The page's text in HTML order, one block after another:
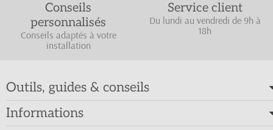
Conseils
personnalisés
Conseils adaptés à votre
installation
Service client
Du lundi au vendredi de 9h à
18h
Outils, guides & conseils
Informations